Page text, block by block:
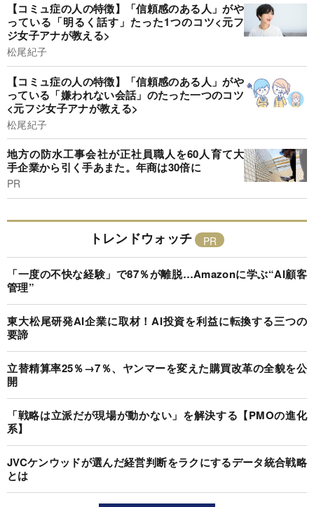
【コミュ症の人の特徴】「信頼感のある人」がや
っている「明るく話す」たった1つのコツ<元フ
ジ女子アナが教える>
松尾紀子
【コミュ症の人の特徴】「信頼感のある人」がや
っている「嫌われない会話」のたった一つのコツ
<元フジ女子アナが教える>
松尾紀子
地方の防水工事会社が正社員職人を60人育て大
手企業から引く手あまた。年商は30倍に
PR
トレンドウォッチ
「一度の不快な経験」で87％が離脱…Amazonに学ぶ“AI顧客
管理”
東大松尾研発AI企業に取材！AI投資を利益に転換する三つの
要諦
立替精算率25％→7％、ヤンマーを変えた購買改革の全貌を公
開
「戦略は立派だが現場が動かない」を解決する【PMOの進化
系】
JVCケンウッドが選んだ経営判断をラクにするデータ統合戦略
とは